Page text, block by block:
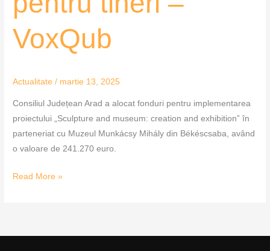
VoxQub
Actualitate / martie 13, 2025
Consiliul Județean Arad a alocat fonduri pentru implementarea
proiectului „Sculpture and museum: creation and exhibition” în
parteneriat cu Muzeul Munkácsy Mihály din Békéscsaba, având
o valoare de 241.270 euro.
Read More »